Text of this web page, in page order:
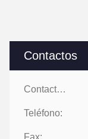
Contactos
Contactos:
Teléfono:
Fax: